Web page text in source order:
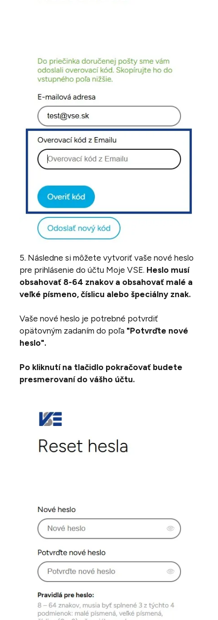
5. Následne si môžete vytvoriť vaše nové heslo
pre prihlásenie do účtu Moje VSE. Heslo musí
obsahovať 8-64 znakov a obsahovať malé a
veľké písmeno, číslicu alebo špeciálny znak.
Vaše nové heslo je potrebné potvrdiť
opätovným zadaním do poľa "Potvrďte nové
heslo".
Po kliknutí na tlačidlo pokračovať budete
presmerovaní do vášho účtu.